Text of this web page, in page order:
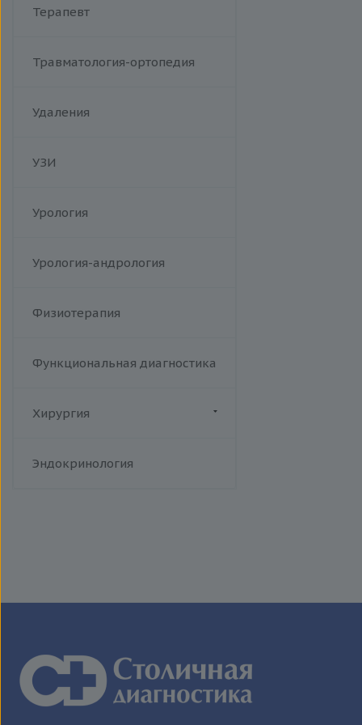
Терапевт
Травматология-ортопедия
Удаления
УЗИ
Урология
Урология-андрология
Физиотерапия
Функциональная диагностика
Хирургия
Эндокринология